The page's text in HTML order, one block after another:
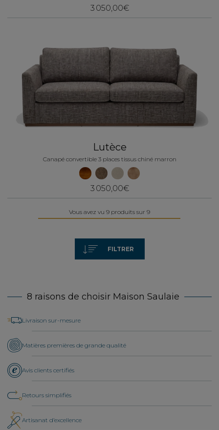
3 050,00€
Lutèce
Canapé convertible 3 places tissus chiné marron
3 050,00€
Vous avez vu 9 produits sur 9
FILTRER
8 raisons de choisir Maison Saulaie
Livraison sur-mesure
Matières premières de grande qualité
Avis clients certifiés
Retours simplifiés
Artisanat d’excellence